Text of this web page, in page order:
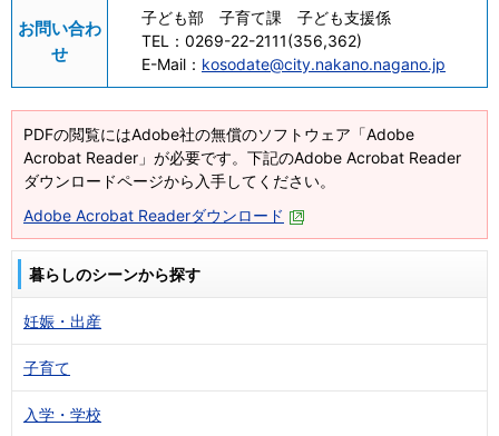
お問い合わ
せ
子ども部 子育て課 子ども支援係
TEL： 0269-22-2111(356,362)
E-Mail： kosodate@city.nakano.nagano.jp
PDFの閲覧にはAdobe社の無償のソフトウェア「Adobe
Acrobat Reader」が必要です。下記のAdobe Acrobat Reader
ダウンロードページから入手してください。
Adobe Acrobat Readerダウンロード
暮らしのシーンから探す
妊娠・出産
子育て
入学・学校